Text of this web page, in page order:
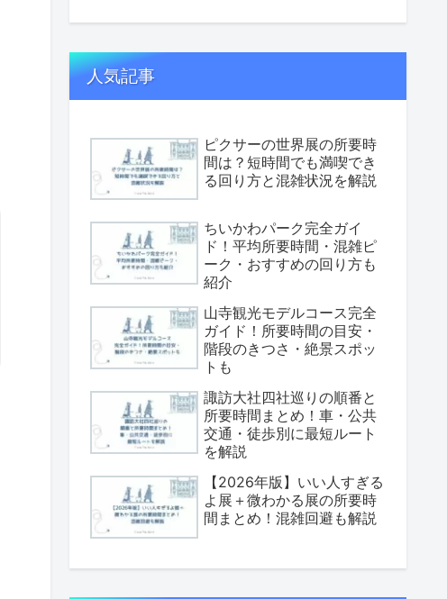
人気記事
ピクサーの世界展の所要時
間は？短時間でも満喫でき
る回り方と混雑状況を解説
ちいかわパーク完全ガイ
ド！平均所要時間・混雑ピ
ーク・おすすめの回り方も
紹介
山寺観光モデルコース完全
ガイド！所要時間の目安・
階段のきつさ・絶景スポッ
トも
諏訪大社四社巡りの順番と
所要時間まとめ！車・公共
交通・徒歩別に最短ルート
を解説
【2026年版】いい人すぎる
よ展＋微わかる展の所要時
間まとめ！混雑回避も解説